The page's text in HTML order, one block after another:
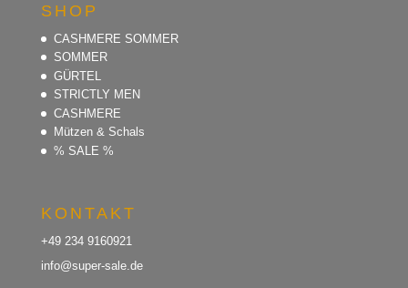
SHOP
CASHMERE SOMMER
SOMMER
GÜRTEL
STRICTLY MEN
CASHMERE
Mützen & Schals
% SALE %
KONTAKT
+49 234 9160921
info@super-sale.de